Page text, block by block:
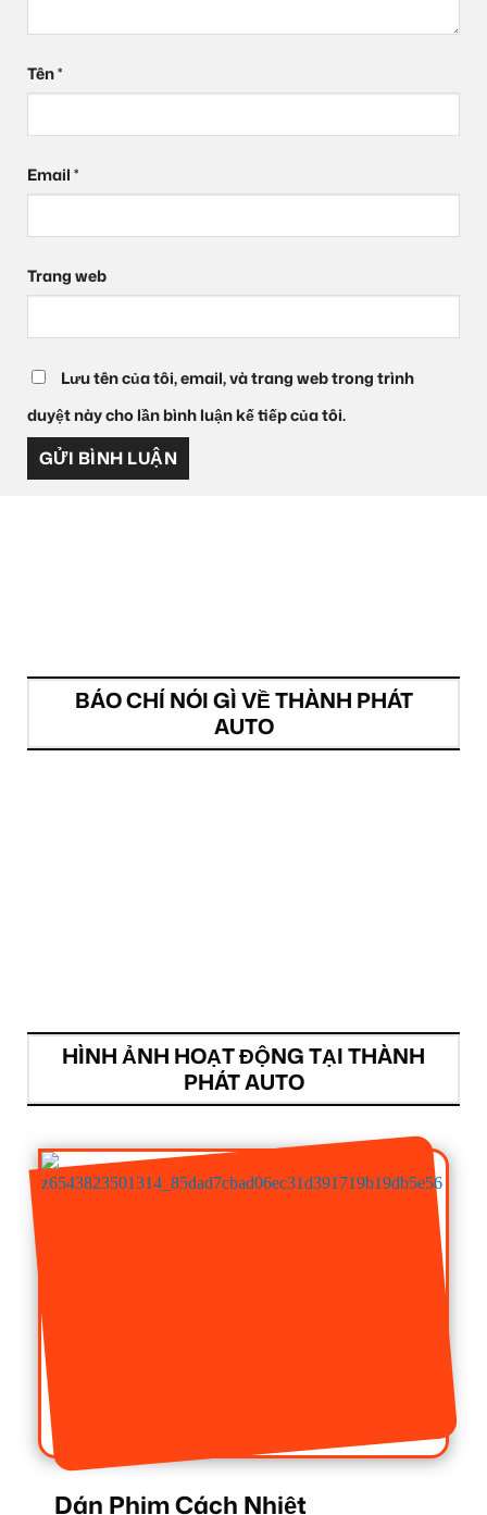
Tên*
Email*
Trang web
Lưu tên của tôi, email, và trang web trong trình
duyệt này cho lần bình luận kế tiếp của tôi.
BÁO CHÍ NÓI GÌ VỀ THÀNH PHÁT
AUTO
HÌNH ẢNH HOẠT ĐỘNG TẠI THÀNH
PHÁT AUTO
Dán Phim Cách Nhiệt